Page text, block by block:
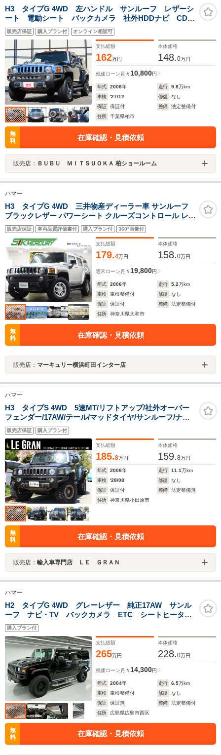
H3 タイプG 4WD 左ハンドル サンルーフ レザーシ
ート 電動シート バックカメラ 社外HDDナビ CD
DVD フルセグ ETC 横滑り防止 オートライト
17インチAW フロントフォグランプ シートヒーター
HID
販売店保証 購入プラン付 オンライン相談可
支払総額
162万円
本体価格
148.0万円
残価ローン 月々10,800円
年式 2006年 走行 9.8万km
車検
'27/12 修復
なし
保証
保証付 整備
法定整備付
住所
千葉県柏市
無
料
在庫確認・見積依頼
販売店： ＢＵＢＵ ＭＩＴＳＵＯＫＡ 柏ショールーム
ハマー
H3 タイプG 4WD 三井物産ディーラー車 サンルーフ
ブラックレザー パワーシート クルーズコントロール レギ
ュラー仕様 ETC 4WD センターデフロック ルーフレール
3.5Lエンジン
販売店保証 車両品質評価書付 購入プラン付 360°画像付
支払総額
179.4万円
本体価格
158.0万円
通常ローン 月々19,800円
年式 2006年 走行 5.2万km
車検
車検整備付 修復
なし
保証
保証付 整備
法定整備付
住所
神奈川県大和市
無
料
在庫確認・見積依頼
販売店： マーキュリー横浜町田インター店
ハマー
H3 タイプS 4WD 5速MT/リフトアップ/社外オーバー
フェンダー/17AW/テール/マッドタイヤ/サンルーフ/ナビ/
デジタルインナーミラー
販売店保証 購入プラン付
支払総額
185.8万円
本体価格
159.8万円
年式 2006年 走行 11.1万km
車検
'28/08 修復
なし
保証
保証付 整備
法定整備無
住所
神奈川県小田原市
無
料
在庫確認・見積依頼
販売店： 輸入車専門店 ＬＥ ＧＲＡＮ
ハマー
H2 タイプG 4WD グレーレザー 純正17AW サンル
ーフ ナビ・TV バックカメラ ETC シートヒータ
ー 前後ドラレコ BOSEサウンド
購入プラン付
支払総額
265万円
本体価格
228.0万円
残価ローン 月々 14,300円
年式 2004年 走行 6.5万km
車検
車検整備付 修復
なし
保証
保証無 整備
法定整備付
住所
広島県広島市西区
無
料
在庫確認・見積依頼